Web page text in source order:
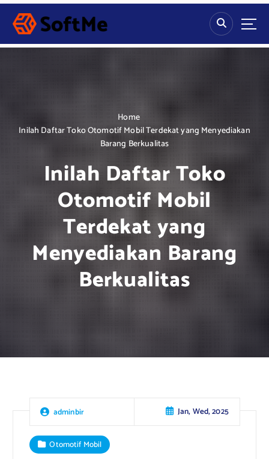
S
p
Home
Inilah Daftar Toko Otomotif Mobil Terdekat yang Menyediakan
Barang Berkualitas
Inilah Daftar Toko
Otomotif Mobil
Terdekat yang
Menyediakan Barang
Berkualitas
adminbir Jan, Wed, 2025
Otomotif Mobil